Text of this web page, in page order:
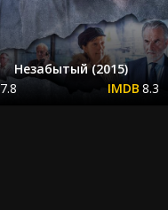
Незабытый (2015)
7.8
8.3